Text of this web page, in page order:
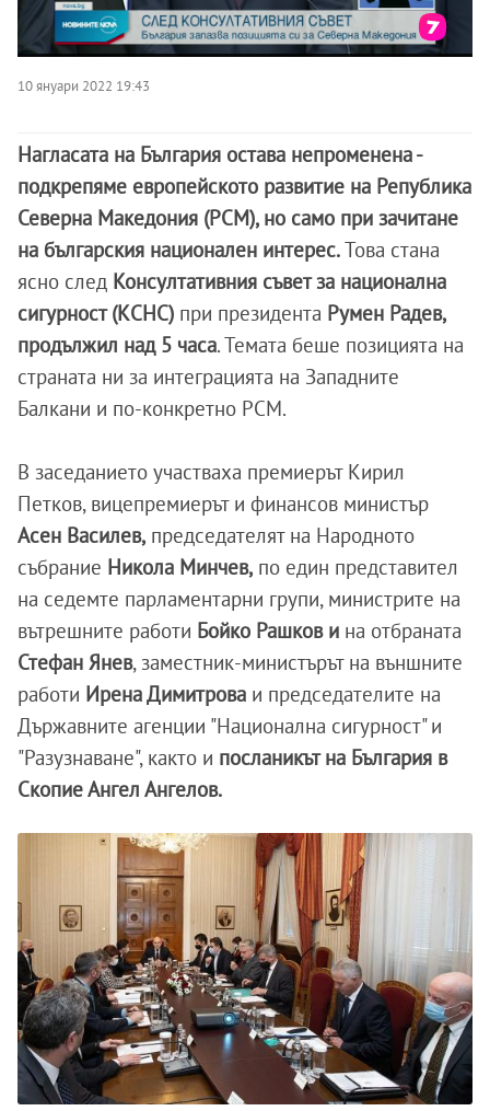
10 януари 2022 19:43
Нагласата на България остава непроменена -
подкрепяме европейското развитие на Република
Северна Македония (РСМ), но само при зачитане
на българския национален интерес.Това стана
ясно след Консултативния съвет за национална
сигурност (КСНС) при президента Румен Радев,
продължил над 5 часа. Темата беше позицията на
страната ни за интеграцията на Западните
Балкани и по-конкретно РСМ.
В заседанието участваха премиерът Кирил
Петков, вицепремиерът и финансов министър
Асен Василев, председателят на Народното
събрание Никола Минчев, по един представител
на седемте парламентарни групи, министрите на
вътрешните работи Бойко Рашков и на отбраната
Стефан Янев, заместник-министърът на външните
работи Ирена Димитрова и председателите на
Държавните агенции "Национална сигурност" и
"Разузнаване", както и посланикът на България в
Скопие Ангел Ангелов.